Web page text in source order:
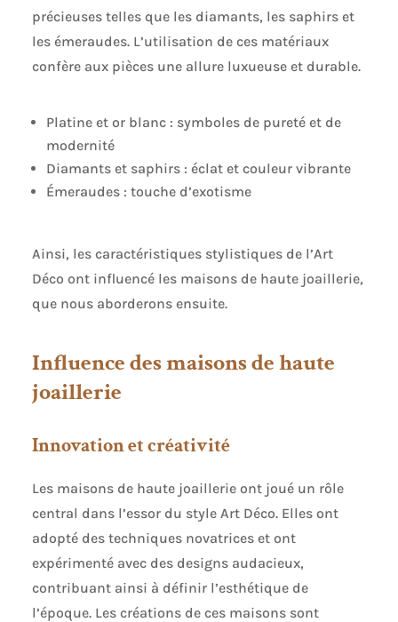
précieuses telles que les diamants, les saphirs et
les émeraudes. L’utilisation de ces matériaux
confère aux pièces une allure luxueuse et durable.
Platine et or blanc : symboles de pureté et de
modernité
Diamants et saphirs : éclat et couleur vibrante
Émeraudes : touche d’exotisme
Ainsi, les caractéristiques stylistiques de l’Art
Déco ont influencé les maisons de haute joaillerie,
que nous aborderons ensuite.
Influence des maisons de haute
joaillerie
Innovation et créativité
Les maisons de haute joaillerie ont joué un rôle
central dans l’essor du style Art Déco. Elles ont
adopté des techniques novatrices et ont
expérimenté avec des designs audacieux,
contribuant ainsi à définir l’esthétique de
l’époque. Les créations de ces maisons sont